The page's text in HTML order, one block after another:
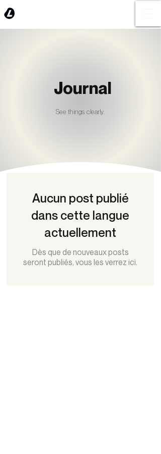
Aucun post publié
dans cette langue
actuellement
Dès que de nouveaux posts
seront publiés, vous les verrez ici.
Journal
See things clearly.